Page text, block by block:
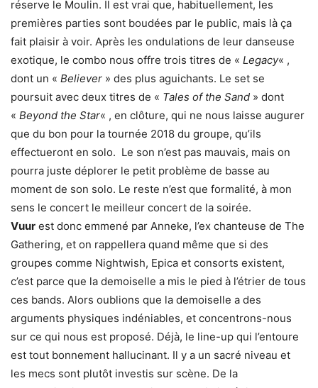
réserve le Moulin. Il est vrai que, habituellement, les
premières parties sont boudées par le public, mais là ça
fait plaisir à voir. Après les ondulations de leur danseuse
exotique, le combo nous offre trois titres de « Legacy« ,
dont un « Believer » des plus aguichants. Le set se
poursuit avec deux titres de « Tales of the Sand » dont
« Beyond the Star« , en clôture, qui ne nous laisse augurer
que du bon pour la tournée 2018 du groupe, qu’ils
effectueront en solo. Le son n’est pas mauvais, mais on
pourra juste déplorer le petit problème de basse au
moment de son solo. Le reste n’est que formalité, à mon
sens le concert le meilleur concert de la soirée.
Vuur est donc emmené par Anneke, l’ex chanteuse de The
Gathering, et on rappellera quand même que si des
groupes comme Nightwish, Epica et consorts existent,
c’est parce que la demoiselle a mis le pied à l’étrier de tous
ces bands. Alors oublions que la demoiselle a des
arguments physiques indéniables, et concentrons-nous
sur ce qui nous est proposé. Déjà, le line-up qui l’entoure
est tout bonnement hallucinant. Il y a un sacré niveau et
les mecs sont plutôt investis sur scène. De la